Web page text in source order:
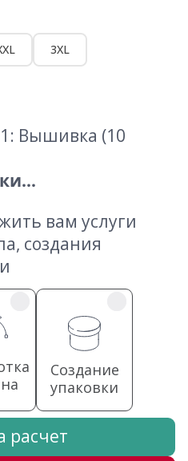
3XL
Вышивка (10
вам услуги
создания
Создание
упаковки
расчет